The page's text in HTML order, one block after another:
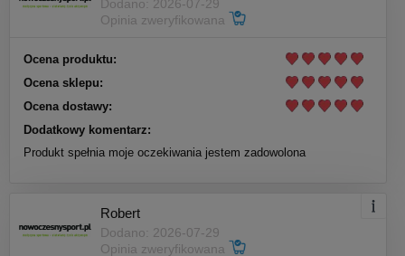
Dodano: 2026-07-29
Opinia zweryfikowana
Ocena produktu:
Ocena sklepu:
Ocena dostawy:
Dodatkowy komentarz:
Produkt spełnia moje oczekiwania jestem zadowolona
Robert
Dodano: 2026-07-29
Opinia zweryfikowana